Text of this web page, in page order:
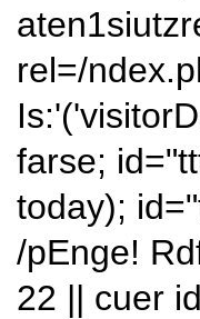
rel=/
farse;
today);
/pEnge!
22 || cuer